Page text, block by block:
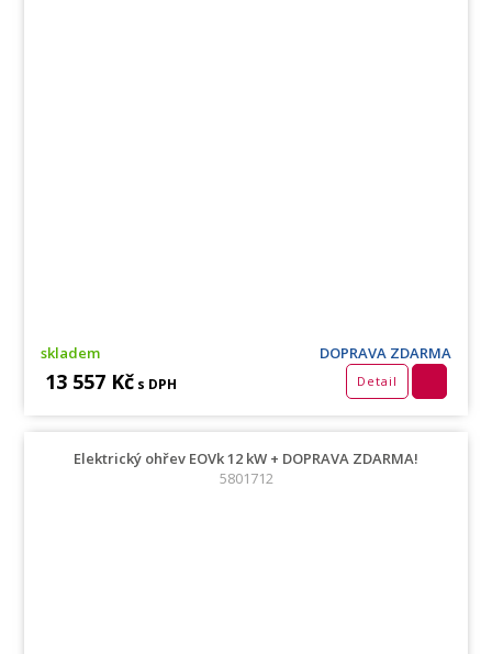
skladem DOPRAVA ZDARMA
13 557 Kč s DPH Detail
Elektrický ohřev EOVk 12 kW + DOPRAVA ZDARMA!
5801712